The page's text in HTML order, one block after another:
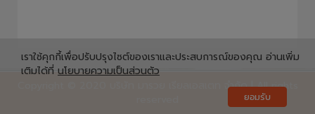
Copyright © 2020 บริษัท มารวย เรียลเอสเตท จำกัด | All rights
เราใช้คุกกี้เพื่อปรับปรุงไซต์ของเราและประสบการณ์ของคุณ อ่านเพิ่ม
เติมได้ที่ นโยบายความเป็นส่วนตัว
ยอมรับ